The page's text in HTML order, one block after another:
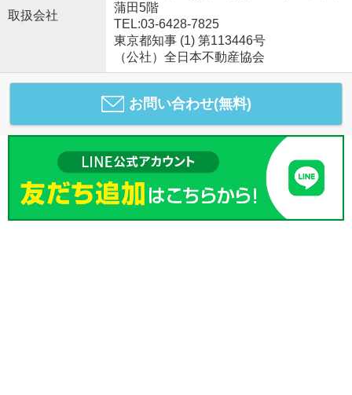
取扱会社
蒲田5階
TEL:03-6428-7825
東京都知事 (1) 第113446号
（公社）全日本不動産協会
お問い合わせ(無料)